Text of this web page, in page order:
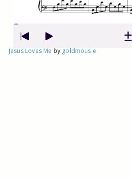
Jesus Loves Me by goldmous e